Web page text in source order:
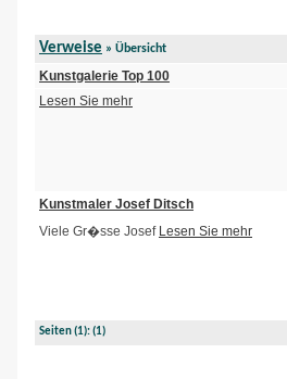
Verweise » Übersicht
Kunstgalerie Top 100
Lesen Sie mehr
Kunstmaler Josef Ditsch
Viele Gr�sse Josef Lesen Sie mehr
Seiten(1):(1)